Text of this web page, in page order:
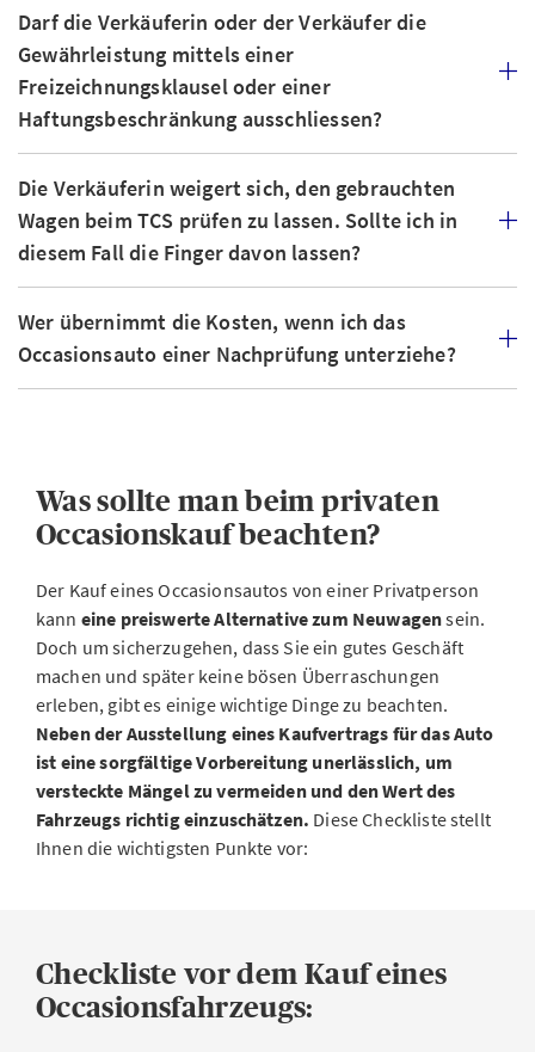
Darf die Verkäuferin oder der Verkäufer die
Gewährleistung mittels einer
Freizeichnungsklausel oder einer
Haftungsbeschränkung ausschliessen?
Die Verkäuferin weigert sich, den gebrauchten
Wagen beim TCS prüfen zu lassen. Sollte ich in
diesem Fall die Finger davon lassen?
Wer übernimmt die Kosten, wenn ich das
Occasionsauto einer Nachprüfung unterziehe?
Was sollte man beim privaten
Occasionskauf beachten?
Der Kauf eines Occasionsautos von einer Privatperson
kann eine preiswerte Alternative zum Neuwagensein.
Doch um sicherzugehen, dass Sie ein gutes Geschäft
machen und später keine bösen Überraschungen
erleben, gibt es einige wichtige Dinge zu beachten.
Neben der Ausstellung eines Kaufvertrags für das Auto
ist eine sorgfältige Vorbereitung unerlässlich, um
versteckte Mängel zu vermeiden und den Wert des
Fahrzeugs richtig einzuschätzen. Diese Checkliste stellt
Ihnen die wichtigsten Punkte vor:
Checkliste vor dem Kauf eines
Occasionsfahrzeugs: